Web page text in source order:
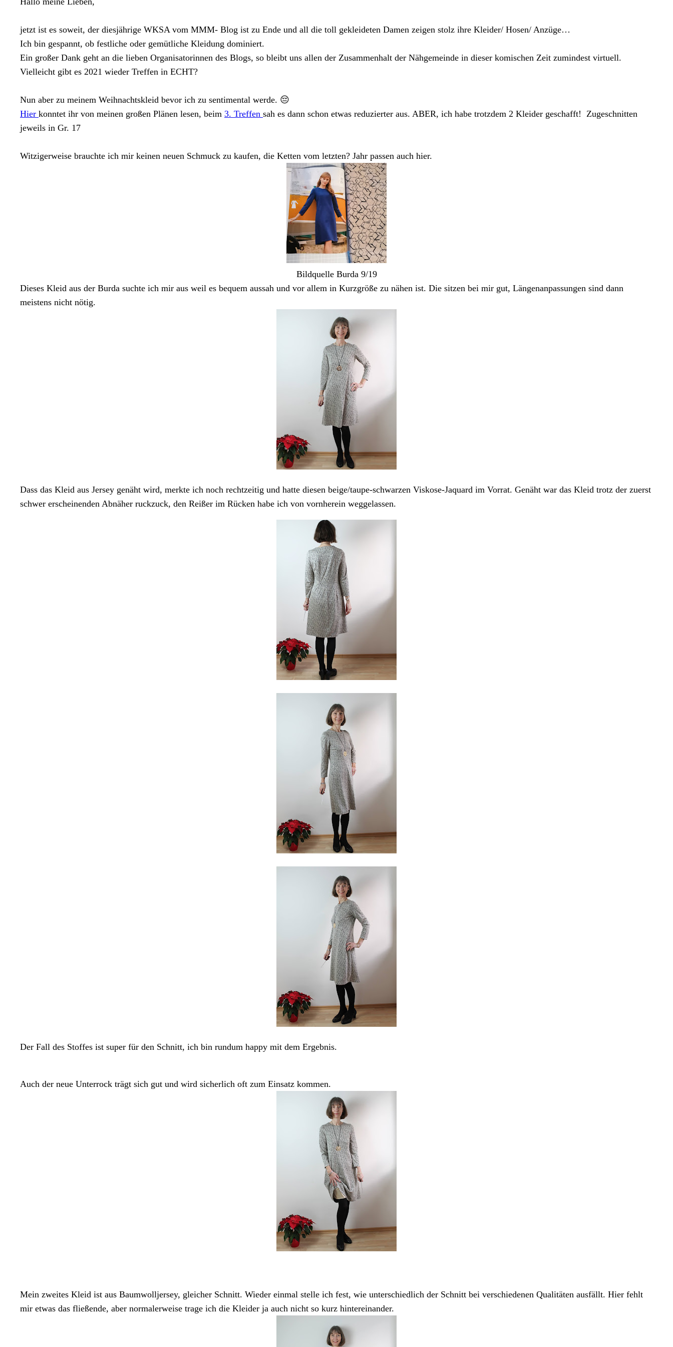
jetzt ist es soweit, der diesjährige WKSA vom MMM- Blog ist zu Ende und all die toll gekleideten Damen zeigen stolz ihre Kleider/ Hosen/ Anzüge…
Ich bin gespannt, ob festliche oder gemütliche Kleidung dominiert.
Ein großer Dank geht an die lieben Organisatorinnen des Blogs, so bleibt uns allen der Zusammenhalt der Nähgemeinde in dieser komischen Zeit zumindest virtuell.
Vielleicht gibt es 2021 wieder Treffen in ECHT?
Nun aber zu meinem Weihnachtskleid bevor ich zu sentimental werde. 😔
Hier konntet ihr von meinen großen Plänen lesen, beim 3. Treffen sah es dann schon etwas reduzierter aus. ABER, ich habe trotzdem 2 Kleider geschafft! Zugeschnitten
jeweils in Gr. 17
Witzigerweise brauchte ich mir keinen neuen Schmuck zu kaufen, die Ketten vom letzten? Jahr passen auch hier.
Bildquelle Burda 9/19
Dieses Kleid aus der Burda suchte ich mir aus weil es bequem aussah und vor allem in Kurzgröße zu nähen ist. Die sitzen bei mir gut, Längenanpassungen sind dann
meistens nicht nötig.
Dass das Kleid aus Jersey genäht wird, merkte ich noch rechtzeitig und hatte diesen beige/taupe-schwarzen Viskose-Jaquard im Vorrat. Genäht war das Kleid trotz der zuerst
schwer erscheinenden Abnäher ruckzuck, den Reißer im Rücken habe ich von vornherein weggelassen.
Der Fall des Stoffes ist super für den Schnitt, ich bin rundum happy mit dem Ergebnis.
Auch der neue Unterrock trägt sich gut und wird sicherlich oft zum Einsatz kommen.
Mein zweites Kleid ist aus Baumwolljersey, gleicher Schnitt. Wieder einmal stelle ich fest, wie unterschiedlich der Schnitt bei verschiedenen Qualitäten ausfällt. Hier fehlt
mir etwas das fließende, aber normalerweise trage ich die Kleider ja auch nicht so kurz hintereinander.